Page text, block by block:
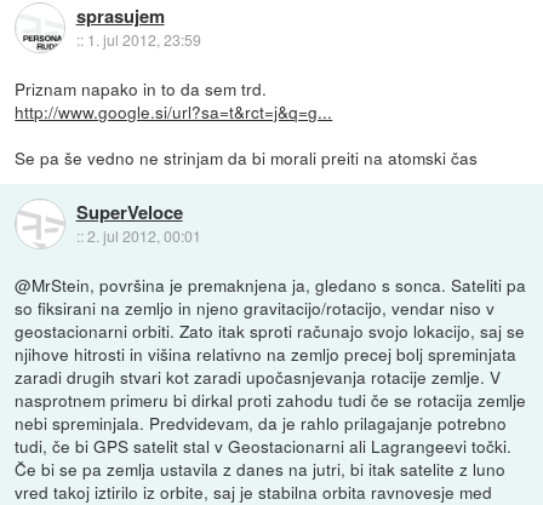
sprasujem
:: 1. jul 2012, 23:59
Priznam napako in to da sem trd.
http://www.google.si/url?sa=t&rct=j&q=g...
Se pa še vedno ne strinjam da bi morali preiti na atomski čas
SuperVeloce
::2. jul 2012, 00:01
@MrStein, površina je premaknjena ja, gledano s sonca. Sateliti pa
so fiksirani na zemljo in njeno gravitacijo/rotacijo, vendar niso v
geostacionarni orbiti. Zato itak sproti računajo svojo lokacijo, saj se
njihove hitrosti in višina relativno na zemljo precej bolj spreminjata
zaradi drugih stvari kot zaradi upočasnjevanja rotacije zemlje. V
nasprotnem primeru bi dirkal proti zahodu tudi če se rotacija zemlje
nebi spreminjala. Predvidevam, da je rahlo prilagajanje potrebno
tudi, če bi GPS satelit stal v Geostacionarni ali Lagrangeevi točki.
Če bi se pa zemlja ustavila z danes na jutri, bi itak satelite z luno
vred takoj iztirilo iz orbite, saj je stabilna orbita ravnovesje med